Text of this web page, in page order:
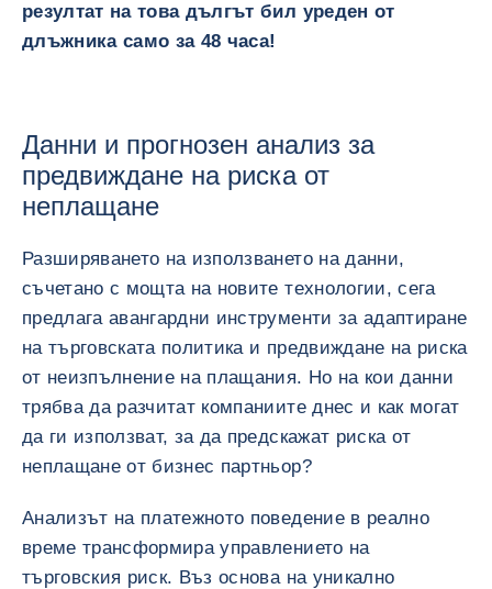
резултат на това дългът бил уреден от
длъжника само за 48 часа!
Данни и прогнозен анализ за
предвиждане на риска от
неплащане
Разширяването на използването на данни,
съчетано с мощта на новите технологии, сега
предлага авангардни инструменти за адаптиране
на търговската политика и предвиждане на риска
от неизпълнение на плащания. Но на кои данни
трябва да разчитат компаниите днес и как могат
да ги използват, за да предскажат риска от
неплащане от бизнес партньор?
Анализът на платежното поведение в реално
време трансформира управлението на
търговския риск. Въз основа на уникално